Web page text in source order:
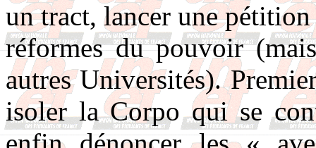
un tract, lancer une
réformes du pouvoir
autres Universités).
isoler la Corpo qui se